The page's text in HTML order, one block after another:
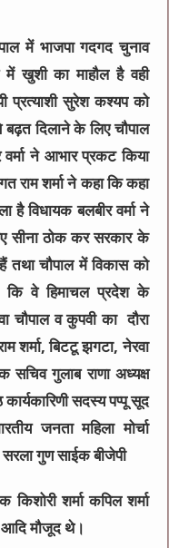
में भाजपा गदगद चुनाव
खुशी का माहौल है वही
प्रत्याशी सुरेश कश्यप को
बढ़त दिलाने के लिए चौपाल
ने आभार प्रकट किया
राम शर्मा ने कहा कि कहा
है विधायक बलबीर वर्मा ने
सीना ठोक कर सरकार के
चौपाल में विकास को
वे हिमाचल प्रदेश के
चौपाल व कुपवी का दौरा
शर्मा, बिटटू झगटा, नेरवा
सचिव गुलाब राणा अध्यक्ष
सदस्य पप्पू सूद
जनता महिला मोर्चा
गुण साईक बीजेपी
शर्मा कपिल शर्मा
आदि मौजूद थे।